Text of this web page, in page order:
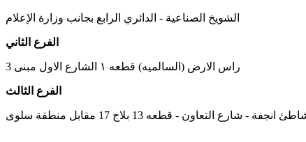
الشويخ الصناعية - الدائري الرابع بجانب وزارة الإعلام
الفرع الثاني
راس الارض (السالميه) قطعه ١ الشارع الاول مبنى 3
الفرع الثالث
انجفة - شارع التعاون - قطعه 13 بلاج 17 مقابل منطقة سلوى